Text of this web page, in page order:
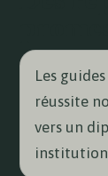
Les
réussite
vers un